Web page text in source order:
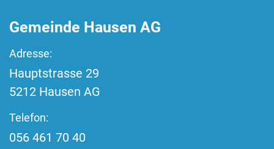
Gemeinde Hausen AG
Adresse:
Hauptstrasse 29
5212 Hausen AG
Telefon:
056 461 70 40